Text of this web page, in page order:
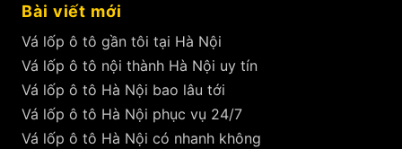
Bài viết mới
Vá lốp ô tô gần tôi tại Hà Nội
Vá lốp ô tô nội thành Hà Nội uy tín
Vá lốp ô tô Hà Nội bao lâu tới
Vá lốp ô tô Hà Nội phục vụ 24/7
Vá lốp ô tô Hà Nội có nhanh không